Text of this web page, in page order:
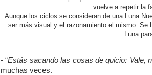
vuelve a repetir la
Aunque los ciclos se consideran de una Luna
ser más visual y el razonamiento el mismo. Se
Luna
- “Estás sacando las cosas de quicio: Vale,
muchas veces.